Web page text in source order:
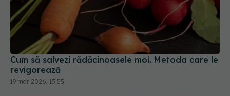
Cum să salvezi rădăcinoasele moi. Metoda care le
revigorează
19 mar 2026, 15:55